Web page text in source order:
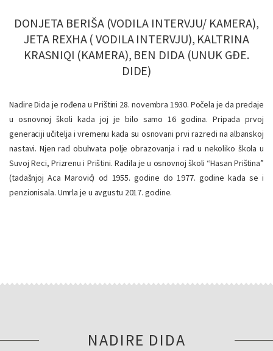
DONJETA BERIŠA (VODILA INTERVJU/ KAMERA),
JETA REXHA ( VODILA INTERVJU), KALTRINA
KRASNIQI (KAMERA), BEN DIDA (UNUK GĐE.
DIDE)
Nadire Dida je rođena u Prištini 28. novembra 1930. Počela je da predaje
u osnovnoj školi kada joj je bilo samo 16 godina. Pripada prvoj
generaciji učitelja i vremenu kada su osnovani prvi razredi na albanskoj
nastavi. Njen rad obuhvata polje obrazovanja i rad u nekoliko škola u
Suvoj Reci, Prizrenu i Prištini. Radila je u osnovnoj školi “Hasan Priština”
(tadašnjoj Aca Marović) od 1955. godine do 1977. godine kada se i
penzionisala. Umrla je u avgustu 2017. godine.
NADIRE DIDA